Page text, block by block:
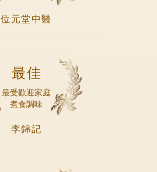
位元堂中醫
最佳
最受歡迎家庭
煮食調味
李錦記